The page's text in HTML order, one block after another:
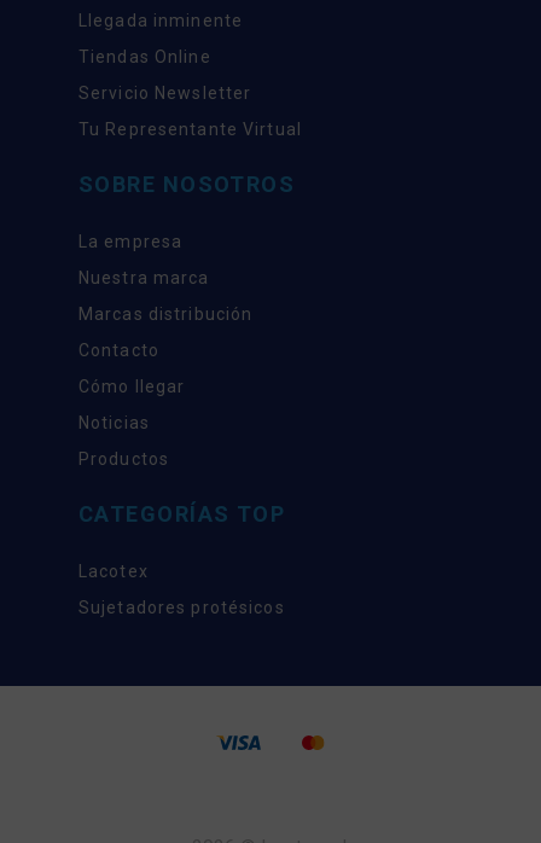
Llegada inminente
Tiendas Online
Servicio Newsletter
Tu Representante Virtual
SOBRE NOSOTROS
La empresa
Nuestra marca
Marcas distribución
Contacto
Cómo llegar
Noticias
Productos
CATEGORÍAS TOP
Lacotex
Sujetadores protésicos